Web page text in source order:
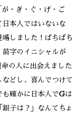
・ぎ・ぐ・げ・ご
日本人ではいないな
しました！ぱちぱち
字のイニシャルが
の人に出会えました
どし、喜んでつけて
も確かに日本人でGは
子は？」なんてちょ